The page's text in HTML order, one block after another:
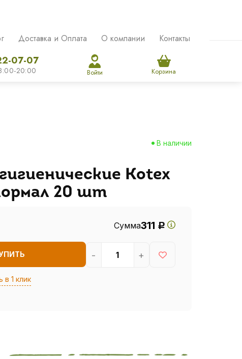
Доставка и Оплата О компании Контакты
07-07
20:00 Войти Корзина
В наличии
Kotex
20 шт
Сумма311 Р
в 1 клик
- +